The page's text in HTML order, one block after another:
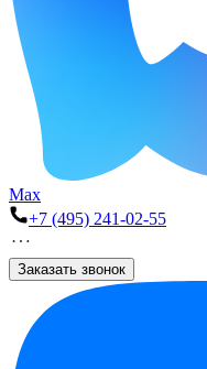
Max
+7 (495) 241-02-55
Заказать звонок